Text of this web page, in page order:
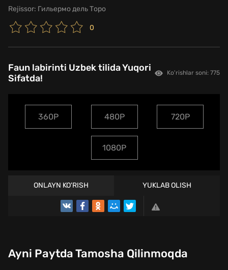
Rejissor: Гильермо дель Торо
0
Faun labirinti Uzbek tilida Yuqori
Sifatda!
Ko'rishlar soni: 775
360P 480P 720P
1080P
ONLAYN KO'RISH YUKLAB OLISH
TREYLER
Ayni Paytda Tamosha Qilinmoqda